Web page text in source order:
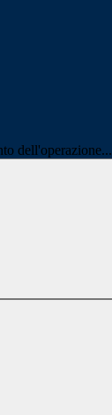
dell'operazione...